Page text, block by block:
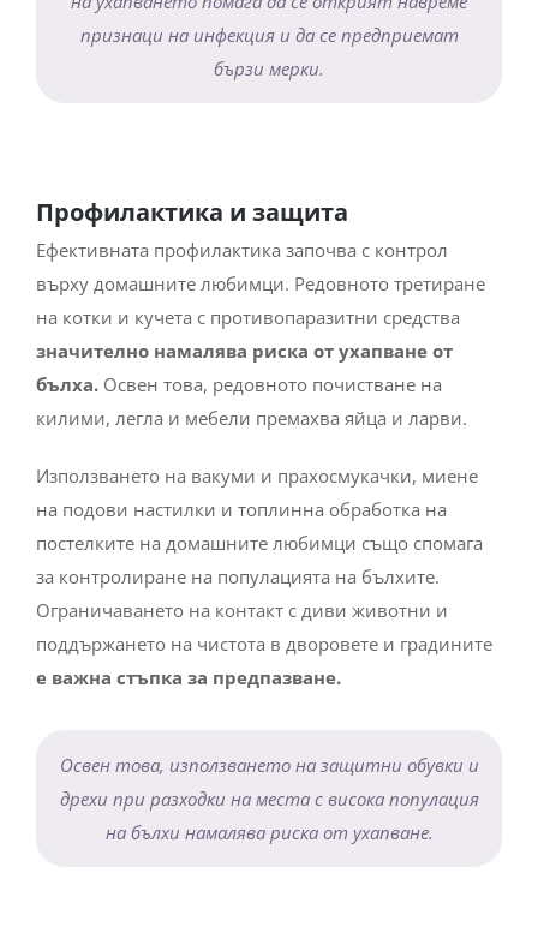
признаци на инфекция и да се предприемат
бързи мерки.
Профилактика и защита
Ефективната профилактика започва с контрол
върху домашните любимци. Редовното третиране
на котки и кучета с противопаразитни средства
значително намалява риска от ухапване от
бълха.Освен това, редовното почистване на
килими, легла и мебели премахва яйца и ларви.
Използването на вакуми и прахосмукачки, миене
на подови настилки и топлинна обработка на
постелките на домашните любимци също спомага
за контролиране на популацията на бълхите.
Ограничаването на контакт с диви животни и
поддържането на чистота в дворовете и градините
е важна стъпка за предпазване.
Освен това, използването на защитни обувки и
дрехи при разходки на места с висока популация
на бълхи намалява риска от ухапване.